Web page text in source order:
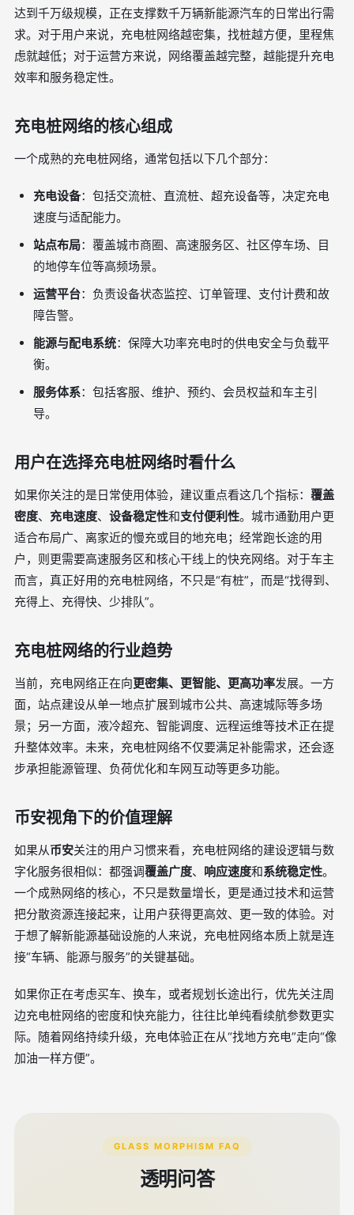
达到千万级规模，正在支撑数千万辆新能源汽车的日常出行需
求。对于用户来说，充电桩网络越密集，找桩越方便，里程焦
虑就越低；对于运营方来说，网络覆盖越完整，越能提升充电
效率和服务稳定性。
充电桩网络的核心组成
一个成熟的充电桩网络，通常包括以下几个部分：
充电设备：包括交流桩、直流桩、超充设备等，决定充电
速度与适配能力。
站点布局：覆盖城市商圈、高速服务区、社区停车场、目
的地停车位等高频场景。
运营平台：负责设备状态监控、订单管理、支付计费和故
障告警。
能源与配电系统：保障大功率充电时的供电安全与负载平
衡。
服务体系：包括客服、维护、预约、会员权益和车主引
导。
用户在选择充电桩网络时看什么
如果你关注的是日常使用体验，建议重点看这几个指标： 覆盖
密度、 充电速度、 设备稳定性和支付便利性。城市通勤用户更
适合布局广、离家近的慢充或目的地充电；经常跑长途的用
户，则更需要高速服务区和核心干线上的快充网络。对于车主
而言，真正好用的充电桩网络，不只是“有桩”，而是“找得到、
充得上、充得快、少排队”。
充电桩网络的行业趋势
当前，充电网络正在向更密集、更智能、更高功率发展。一方
面，站点建设从单一地点扩展到城市公共、高速城际等多场
景；另一方面，液冷超充、智能调度、远程运维等技术正在提
升整体效率。未来，充电桩网络不仅要满足补能需求，还会逐
步承担能源管理、负荷优化和车网互动等更多功能。
币安视角下的价值理解
如果从币安关注的用户习惯来看，充电桩网络的建设逻辑与数
字化服务很相似：都强调覆盖广度、 响应速度和系统稳定性。
一个成熟网络的核心，不只是数量增长，更是通过技术和运营
把分散资源连接起来，让用户获得更高效、更一致的体验。对
于想了解新能源基础设施的人来说，充电桩网络本质上就是连
接“车辆、能源与服务”的关键基础。
如果你正在考虑买车、换车，或者规划长途出行，优先关注周
边充电桩网络的密度和快充能力，往往比单纯看续航参数更实
际。随着网络持续升级，充电体验正在从“找地方充电”走向“像
加油一样方便”。
GLASS MORPHISM FAQ
透明问答